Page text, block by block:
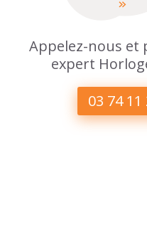
Appelez-nous et
expert
03 74 11